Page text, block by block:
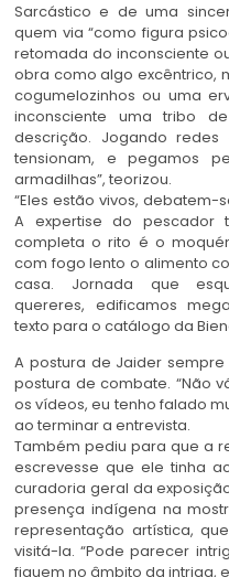
Sarcástico e de uma
quem via “como figura
retomada do inconsciente
obra como algo excêntrico,
cogumelozinhos ou uma
inconsciente uma tribo
descrição. Jogando redes
tensionam, e pegamos
armadilhas”, teorizou.
“Eles estão vivos,
A expertise do pescador
completa o rito é o
com fogo lento o alimento
casa. Jornada que
quereres, edificamos
texto para o catálogo da
A postura de Jaider
postura de combate. “Não
os vídeos, eu tenho falado
ao terminar a entrevista.
Também pediu para que a
escrevesse que ele tinha
curadoria geral da
presença indígena na
representação artística,
visitá-la. “Pode parecer
fiquem no âmbito da intriga,